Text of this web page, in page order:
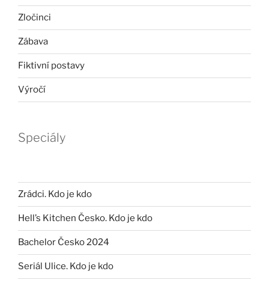
Zločinci
Zábava
Fiktivní postavy
Výročí
Speciály
Zrádci. Kdo je kdo
Hell’s Kitchen Česko. Kdo je kdo
Bachelor Česko 2024
Seriál Ulice. Kdo je kdo